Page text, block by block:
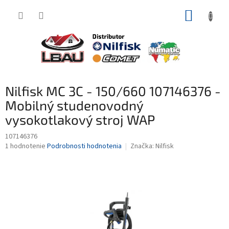
Nilfisk MC 3C - 150/660 107146376 -
Mobilný studenovodný
vysokotlakový stroj WAP
107146376
Priemerné
1 hodnotenie Podrobnosti hodnotenia Značka: Nilfisk